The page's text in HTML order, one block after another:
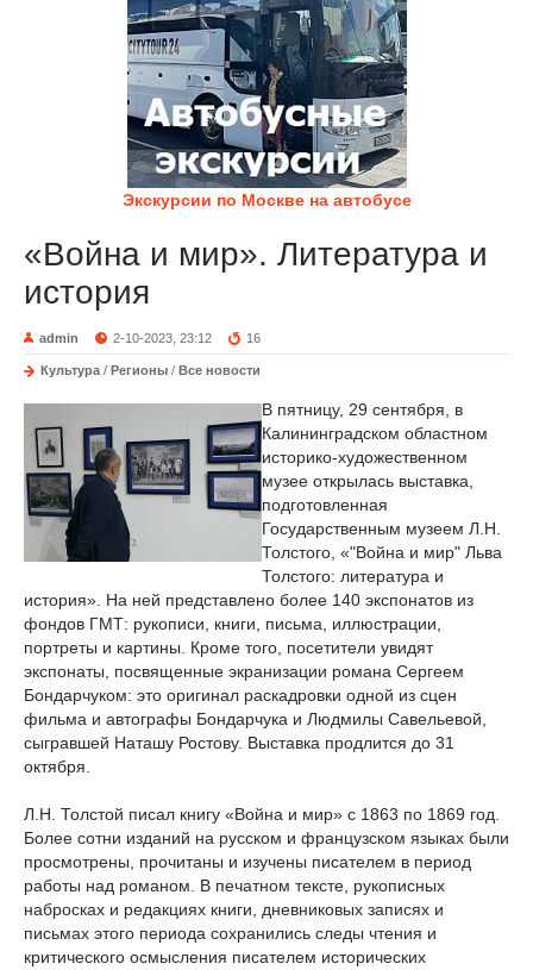
Экскурсии по Москве на автобусе
«Война и мир». Литература и
история
admin 2-10-2023, 23:12 16
Культура / Регионы / Все новости
В пятницу, 29 сентября, в
Калининградском областном
историко-художественном
музее открылась выставка,
подготовленная
Государственным музеем Л.Н.
Толстого, «"Война и мир" Льва
Толстого: литература и
история». На ней представлено более 140 экспонатов из
фондов ГМТ: рукописи, книги, письма, иллюстрации,
портреты и картины. Кроме того, посетители увидят
экспонаты, посвященные экранизации романа Сергеем
Бондарчуком: это оригинал раскадровки одной из сцен
фильма и автографы Бондарчука и Людмилы Савельевой,
сыгравшей Наташу Ростову. Выставка продлится до 31
октября.
Л.Н. Толстой писал книгу «Война и мир» с 1863 по 1869 год.
Более сотни изданий на русском и французском языках были
просмотрены, прочитаны и изучены писателем в период
работы над романом. В печатном тексте, рукописных
набросках и редакциях книги, дневниковых записях и
письмах этого периода сохранились следы чтения и
критического осмысления писателем исторических